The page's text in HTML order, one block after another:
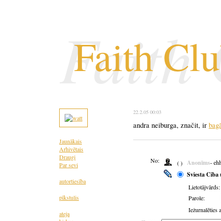
Faith
Faith
Jaunākais
Arhivētais
Draugi
Par sevi
autortiesība
pīkstulis
ateja
22.2.05 00:03
andra neiburga, značit, ir
No: ( ) Anonīms-
Sviesta Ciba
Lietotājvārds:
Parole:
Iežurnalēties